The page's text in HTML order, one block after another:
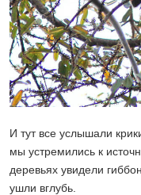
И тут все услышали
мы устремились к
деревьях увидели
ушли вглубь.